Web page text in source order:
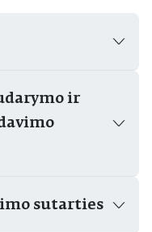
ir
sutarties